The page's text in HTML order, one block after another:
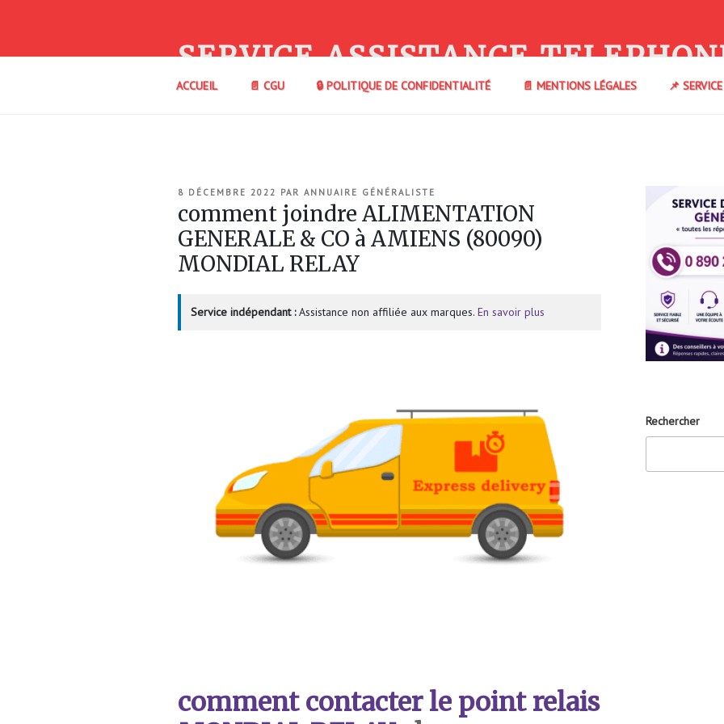
SERVICE ASSISTANCE
ACCUEIL 📄 CGU 🔒 POLITIQUE DE CONFIDENTIALITÉ 📄 MENTIONS LÉGALES 📌
PUBLIÉ
8 DÉCEMBRE 2022 PAR ANNUAIRE GÉNÉRALISTE
comment joindre ALIMENTATION
GENERALE & CO à AMIENS (80090)
MONDIAL RELAY
Service indépendant :Assistance non affiliée aux marques. En savoir plus
comment contacter le point relais
Rechercher